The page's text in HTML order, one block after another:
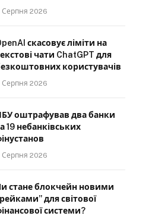
Серпня 2026
скасовує ліміти на
чати ChatGPT для
користувачів
Серпня 2026
оштрафував два банки
19 небанківських
Серпня 2026
стане блокчейн новими
для світової
системи?